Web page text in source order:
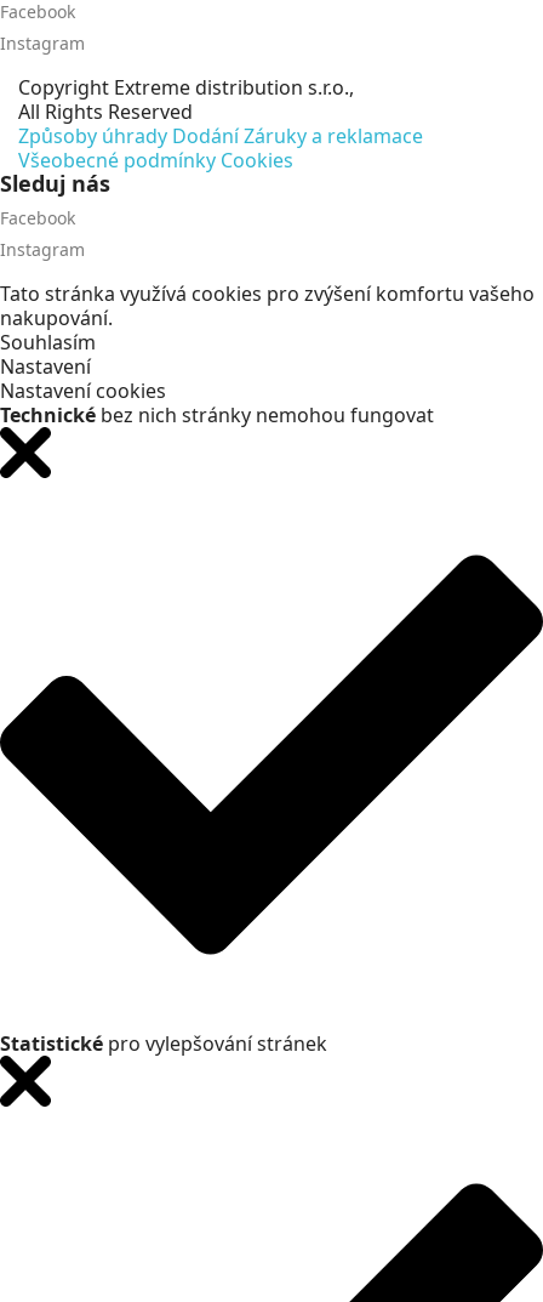
Facebook
Instagram
Copyright Extreme distribution s.r.o.,
All Rights Reserved
Způsoby úhrady DodáníZáruky a reklamace
Všeobecné podmínky Cookies
Sleduj nás
Facebook
Instagram
Tato stránka využívá cookies pro zvýšení komfortu vašeho
nakupování.
Souhlasím
Nastavení
Nastavení cookies
Technické bez nich stránky nemohou fungovat
Statistické pro vylepšování stránek